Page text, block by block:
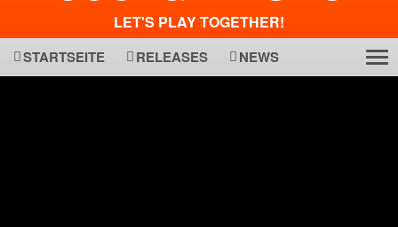
LET'S PLAY TOGETHER!
STARTSEITE RELEASES NEWS